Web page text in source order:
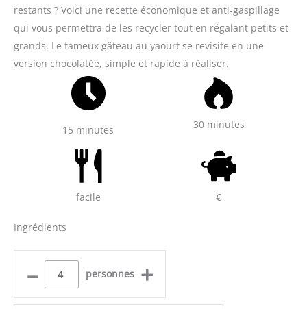
restants ? Voici une recette économique et anti-gaspillage
qui vous permettra de les recycler tout en régalant petits et
grands. Le fameux gâteau au yaourt se revisite en une
version chocolatée, simple et rapide à réaliser.
15 minutes 30 minutes
facile €
Ingrédients
– personnes +